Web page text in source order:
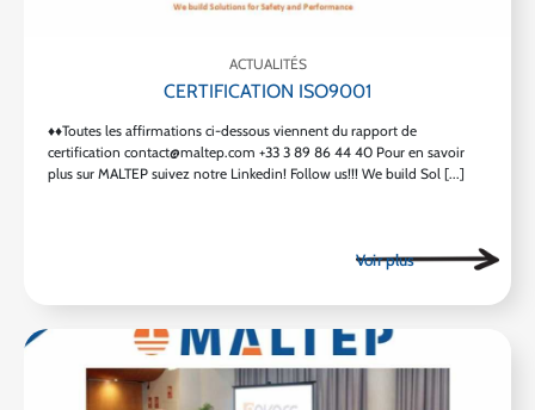
ACTUALITÉS
CERTIFICATION ISO9001
♦♦Toutes les affirmations ci-dessous viennent du rapport de
certification contact@maltep.com +33 3 89 86 44 40 Pour en savoir
plus sur MALTEP suivez notre Linkedin! Follow us!!! We build Sol [...]